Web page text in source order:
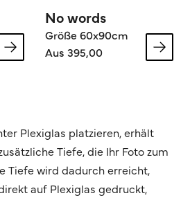
No words
Größe 60x90cm
Aus 395,00
Plexiglas platzieren, erhält
Tiefe, die Ihr Foto zum
Tiefe wird dadurch erreicht,
auf Plexiglas gedruckt,